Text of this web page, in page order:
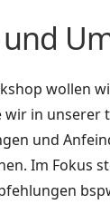
wollen
wir in unserer
und
Im Fokus